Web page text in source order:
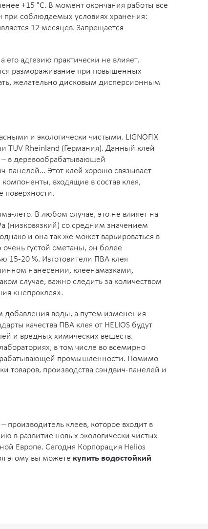
+15 °С. В момент окончания работы все
соблюдаемых условиях хранения:
12 месяцев. Запрещается
адгезию практически не влияет.
размораживание при повышенных
желательно дисковым дисперсионным
и экологически чистыми. LIGNOFIX
TUV Rheinland (Германия). Данный клей
в деревообрабатывающей
панелей… Этот клей хорошо связывает
входящие в состав клея,
поверхности.
лето. В любом случае, это не влияет на
(низковязкий) со средним значением
и она так же может варьироваться в
густой сметаны, он более
15-20 %. Изготовители ПВА клея
нанесении, клеенамазками,
случае, важно следить за количеством
«непроклея».
добавления воды, а путем изменения
качества ПВА клея от HELIOS будут
и вредных химических веществ.
в том числе во всемирно
промышленности. Помимо
товаров, производства сэндвич-панелей и
клеев, которое входит в
в развитие новых экологически чистых
Европе. Сегодня Корпорация Helios
этому вы можете купить водостойкий